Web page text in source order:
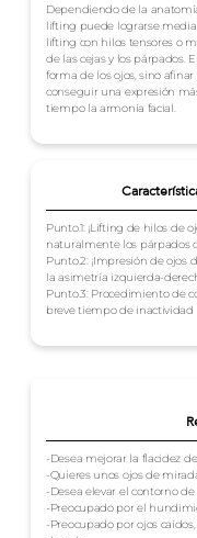
-Desea mejorar la flacidez
-Quieres unos ojos de
-Desea elevar el contorno
-Preocupado por el
-Preocupado por ojos
Dependiendo de la
lifting puede lograrse
lifting con hilos tensores o
de las cejas y los párpados.
forma de los ojos, sino
conseguir una expresión
tiempo la armonía facial.
Punto.1: ¡Lifting de hilos de
naturalmente los párpados
Punto.2: ¡Impresión de
la asimetría izquierda-
Punto.3: Procedimiento de
breve tiempo de inactividad